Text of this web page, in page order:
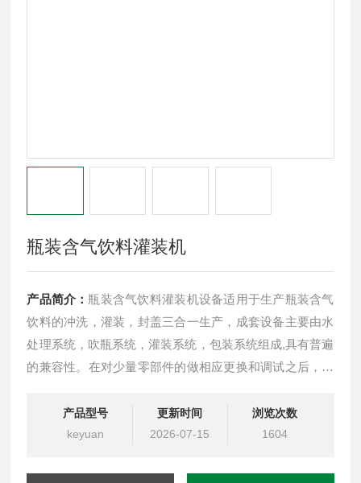
瓶装含气饮料灌装机
产品简介：瓶装含气饮料灌装机设备适用于生产瓶装含气
饮料的冲洗，灌装，封盖三合一生产，成套设备主要由水
处理系统，吹瓶系统，灌装系统，包装系统组成,具有普遍
的兼容性。在对少量零部件的做相应更换和调试之后，对
性，接口丰富，在传统的洗、灌、封的基础上可以方便实
现如在线水质监控，瓶盖消毒、供盖系统自动控制等功
产品型号
keyuan
更新时间
2026-07-15
浏览次数
1604